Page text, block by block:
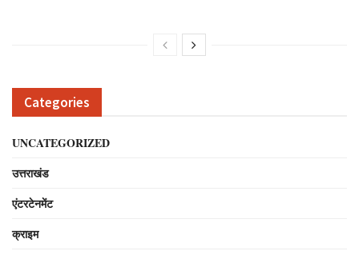
Categories
UNCATEGORIZED
उत्तराखंड
एंटरटेनमेंट
क्राइम